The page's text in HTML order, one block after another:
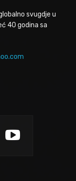
svugdje u
40 godina sa